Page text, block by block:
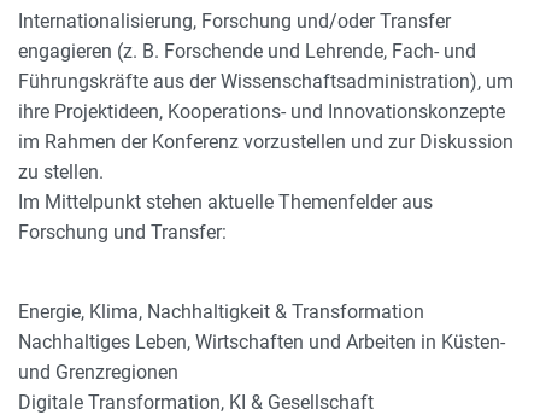
Internationalisierung, Forschung und/oder Transfer
engagieren (z. B. Forschende und Lehrende, Fach- und
Führungskräfte aus der Wissenschaftsadministration), um
ihre Projektideen, Kooperations- und Innovationskonzepte
im Rahmen der Konferenz vorzustellen und zur Diskussion
zu stellen.
Im Mittelpunkt stehen aktuelle Themenfelder aus
Forschung und Transfer:
Energie, Klima, Nachhaltigkeit & Transformation
Nachhaltiges Leben, Wirtschaften und Arbeiten in Küsten-
und Grenzregionen
Digitale Transformation, KI & Gesellschaft